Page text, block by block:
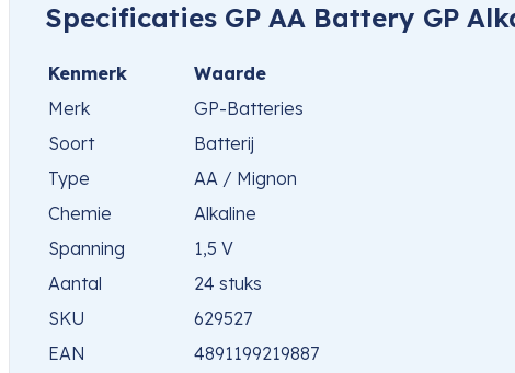
Specificaties GP AA Battery GP
Kenmerk
Waarde
Merk
GP-Batteries
Soort
Batterij
Type
AA / Mignon
Chemie
Alkaline
Spanning
1,5 V
Aantal
24 stuks
SKU
629527
EAN
4891199219887